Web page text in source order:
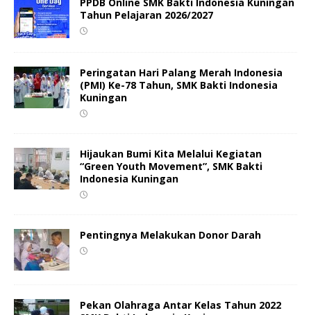
Tahun Pelajaran 2026/2027
Peringatan Hari Palang Merah Indonesia
(PMI) Ke-78 Tahun, SMK Bakti Indonesia
Kuningan
Hijaukan Bumi Kita Melalui Kegiatan
“Green Youth Movement”, SMK Bakti
Indonesia Kuningan
Pentingnya Melakukan Donor Darah
Pekan Olahraga Antar Kelas Tahun 2022